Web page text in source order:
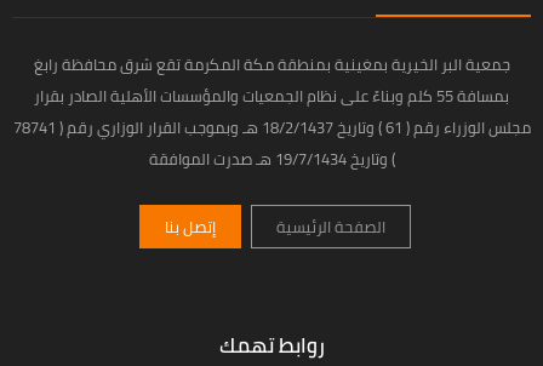
جمعية البر الخيرية بمغينية بمنطقة مكة المكرمة تقع شرق محافظة رابغ
بمسافة 55 كلم وبناءً على نظام الجمعيات والمؤسسات الأهلية الصادر بقرار
مجلس الوزراء رقم ( 61 ) وتاريخ 18/2/1437 هـ وبموجب القرار الوزاري رقم ( 78741
) وتاريخ 19/7/1434 هـ صدرت الموافقة
الصفحة الرئيسية إتصل بنا
روابط تهمك